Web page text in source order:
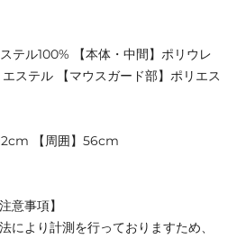
テル100% 【本体・中間】ポリウレ
ステル 【マウスガード部】ポリエス
【周囲】56cm
意事項】
より計測を行っておりますため、